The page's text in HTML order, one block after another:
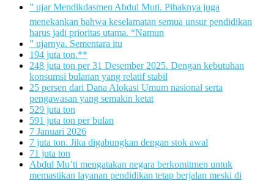
” ujar Mendikdasmen Abdul Muti. Pihaknya juga
menekankan bahwa keselamatan semua unsur pendidikan
harus jadi prioritas utama. “Namun
” ujarnya. Sementara itu
194 juta ton.**
248 juta ton per 31 Desember 2025. Dengan kebutuhan
konsumsi bulanan yang relatif stabil
25 persen dari Dana Alokasi Umum nasional serta
pengawasan yang semakin ketat
529 juta ton
591 juta ton per bulan
7 Januari 2026
7 juta ton. Jika digabungkan dengan stok awal
71 juta ton
Abdul Mu’ti mengatakan negara berkomitmen untuk
memastikan layanan pendidikan tetap berjalan meski di